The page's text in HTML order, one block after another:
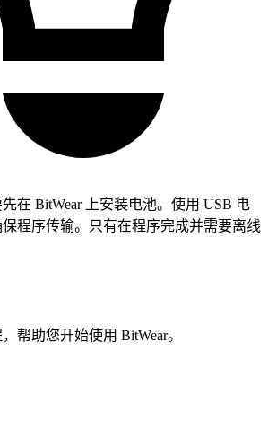
在 BitWear 上安装电池。使用 USB 电
程序传输。只有在程序完成并需要离线
帮助您开始使用 BitWear。